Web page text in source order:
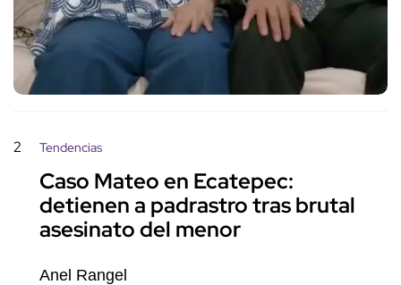
2 Tendencias
Caso Mateo en Ecatepec:
detienen a padrastro tras brutal
asesinato del menor
Anel Rangel